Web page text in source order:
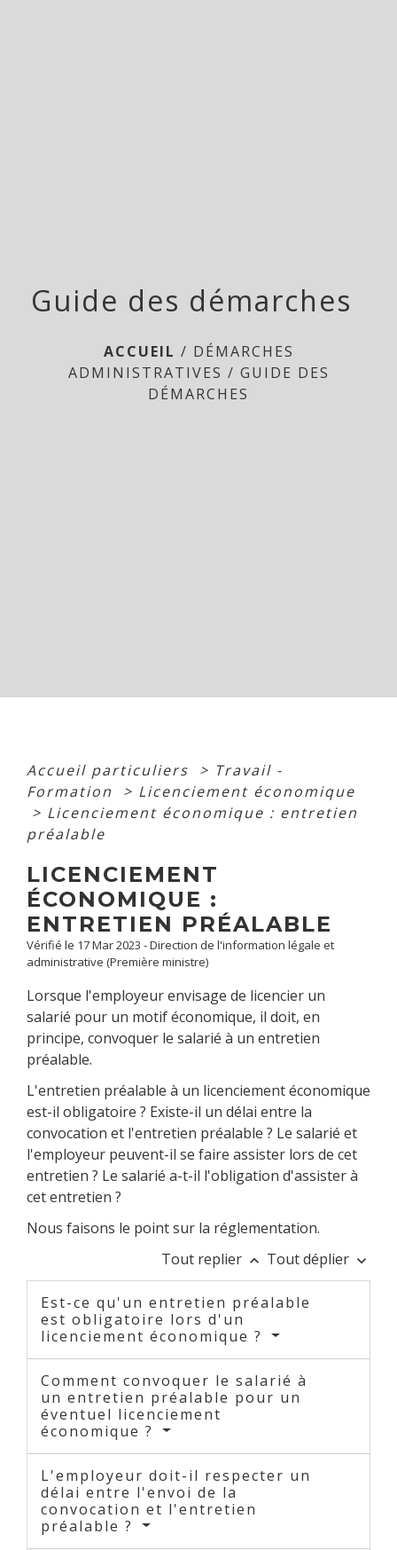
Guide des démarches
ACCUEIL / DÉMARCHES
ADMINISTRATIVES / GUIDE DES
DÉMARCHES
Accueil particuliers > Travail -
Formation
> Licenciement économique
> Licenciement économique : entretien
préalable
LICENCIEMENT
ÉCONOMIQUE :
ENTRETIEN PRÉALABLE
Vérifié le 17 Mar 2023 - Direction de l'information légale et
administrative (Première ministre)
Lorsque l'employeur envisage de licencier un
salarié pour un motif économique, il doit, en
principe, convoquer le salarié à un entretien
préalable.
L'entretien préalable à un licenciement économique
est-il obligatoire ? Existe-il un délai entre la
convocation et l'entretien préalable ? Le salarié et
l'employeur peuvent-il se faire assister lors de cet
entretien ? Le salarié a-t-il l'obligation d'assister à
cet entretien ?
Nous faisons le point sur la réglementation.
Tout replier keyboard_arrow_up Tout déplier keyboard_arrow_down
Est-ce qu'un entretien préalable
est obligatoire lors d'un
licenciement économique ?
Comment convoquer le salarié à
un entretien préalable pour un
éventuel licenciement
économique ?
L'employeur doit-il respecter un
délai entre l'envoi de la
convocation et l'entretien
préalable ?